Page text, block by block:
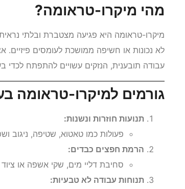
מהי מיקרו-טראומה?
מיקרו-טראומה היא פגיעה מצטברת ובלתי
לא נכונות או חשיפה ממושכת לעומסים פיזיים.
עבודה תובענית, הנזקים עשויים להתפתח לכדי
גורמים למיקרו-טראומה
תנועות חוזרות ונשנות:
פעולות כמו טאטוא, שטיפה, ניגוב
הרמת חפצים כבדים:
סחיבת דליי מים, שקי אשפה או
תנוחות עבודה לא טבעיות: